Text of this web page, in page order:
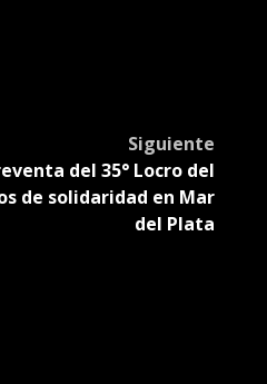
Siguiente
del 35° Locro del
de solidaridad en Mar
del Plata